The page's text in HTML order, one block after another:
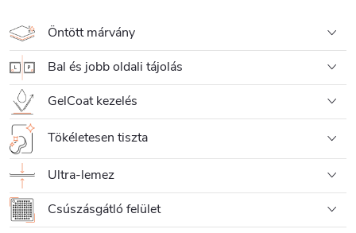
Öntött márvány
Bal és jobb oldali tájolás
GelCoat kezelés
Tökéletesen tiszta
Ultra-lemez
Csúszásgátló felület